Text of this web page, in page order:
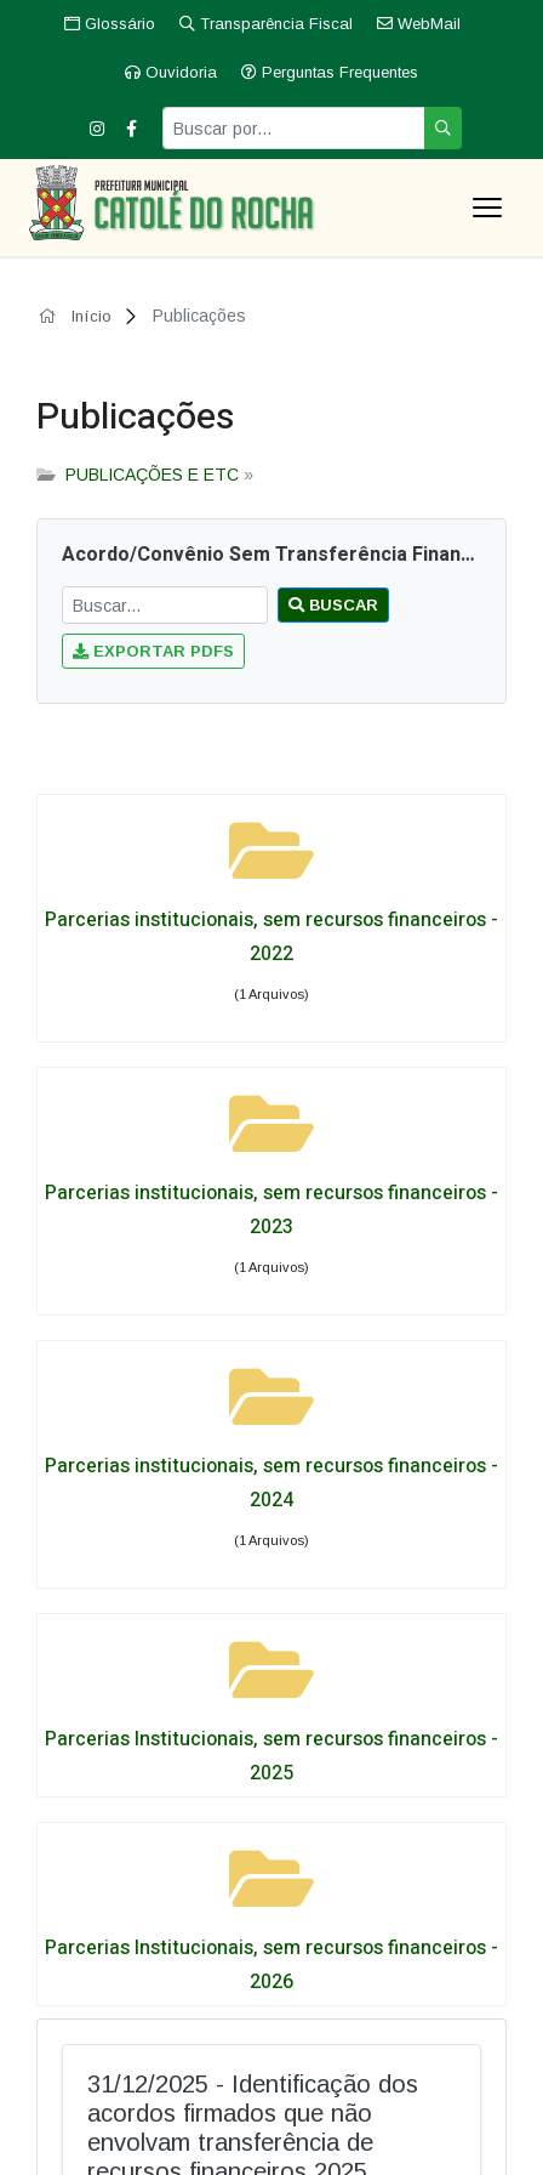
Glossário Transparência Fiscal WebMail
Ouvidoria Perguntas Frequentes
Início Publicações
Publicações
PUBLICAÇÕES E ETC »
Acordo/Convênio Sem Transferência Financeira
BUSCAR
EXPORTAR PDFS
Parcerias institucionais, sem recursos financeiros -
2022
(1 Arquivos)
Parcerias institucionais, sem recursos financeiros -
2023
(1 Arquivos)
Parcerias institucionais, sem recursos financeiros -
2024
(1 Arquivos)
Parcerias Institucionais, sem recursos financeiros -
2025
Parcerias Institucionais, sem recursos financeiros -
2026
31/12/2025 - Identificação dos
acordos firmados que não
envolvam transferência de